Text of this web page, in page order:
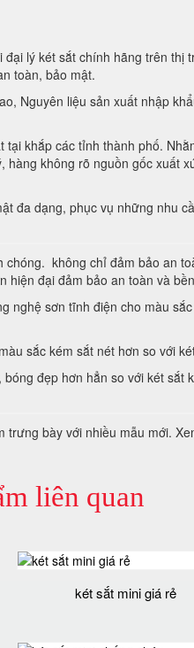
lý két sắt chính hãng trên
toàn, bảo mật.
Nguyên liệu sản xuất nhập
khắp các tỉnh thành phố.
không rõ nguồn gốc xuất
đa dạng, phục vụ những nhu
không chỉ đảm bảo an
hiện đại đảm bảo an toàn và
sơn tĩnh điện cho màu
sắc kém sắt nét hơn so với
đẹp hơn hẳn so với két
bày với nhiều mẫu mới.
liên quan
két sắt mini giá rẻ